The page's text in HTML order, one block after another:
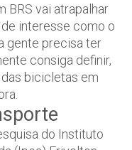
BRS vai atrapalhar
interesse como o
gente precisa ter
consiga definir,
bicicletas em
do Instituto